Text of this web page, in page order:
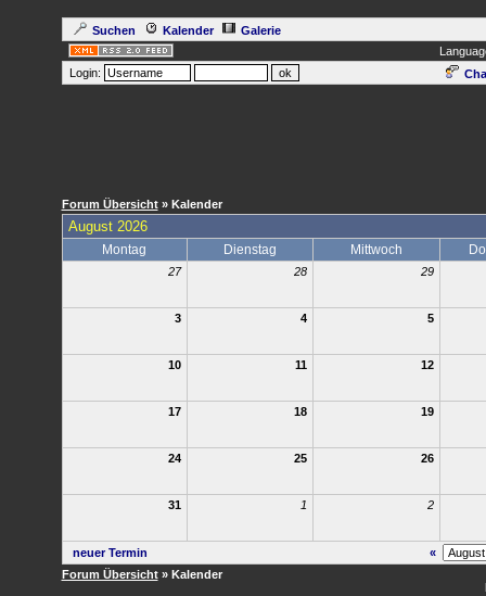
Suchen Kalender
Galerie
Login:
Forum Übersicht» Kalender
August 2026
Montag Dienstag Mittwoch
27 28 29
3 4 5
10 11 12
17 18 19
24 25 26
31 1 2
neuer Termin
«
Forum Übersicht» Kalender